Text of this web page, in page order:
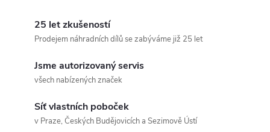
25 let zkušeností
Prodejem náhradních dílů se zabýváme již 25 let
Jsme autorizovaný servis
všech nabízených značek
Síť vlastních poboček
v Praze, Českých Budějovicích a Sezimově Ústí